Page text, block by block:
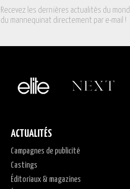
Recevez les dernières actualités du
du mannequinat directement par e-mail !
ACTUALITÉS
Campagnes de publicité
Castings
Éditoriaux & magazines